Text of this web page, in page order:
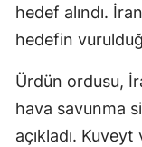
hedef alındı.
hedefin
Ürdün ordusu,
hava savunma
açıkladı.